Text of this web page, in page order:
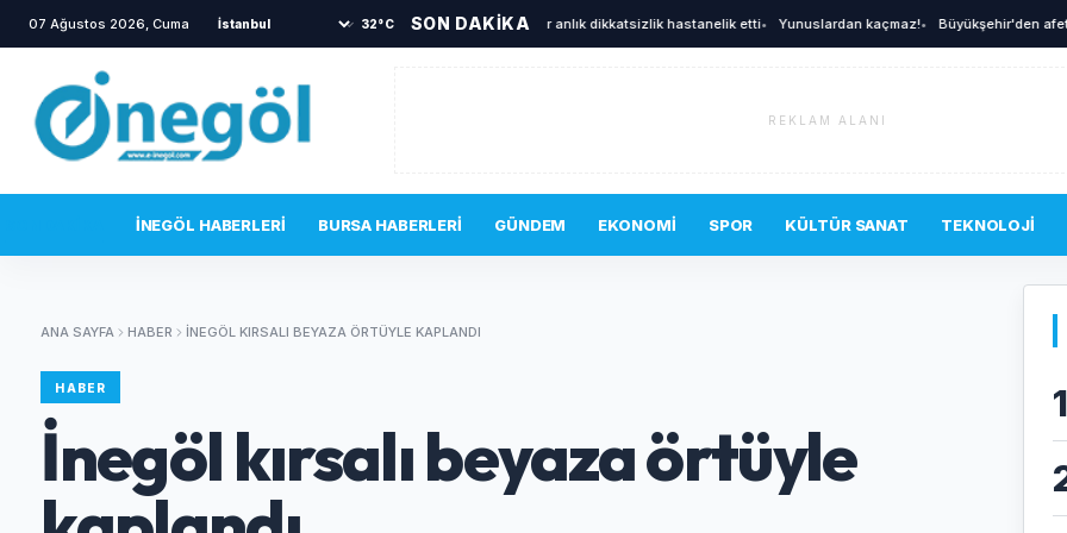
07 Ağustos 2026, Cuma 32°C SON DAKİKA
• TOKİ sakinlerini korkutan yangın• Bir anlık dikkatsizlik hastanelik etti• Yunuslardan kaçmaz!• Büyükşehir'den afetlere
REKLAM ALANI
İNEGÖL HABERLERI BURSA HABERLERI GÜNDEM EKONOMI SPOR KÜLTÜR SANAT TEKNOLOJI
ANA SAYFA HABER İNEGÖL KIRSALI BEYAZA ÖRTÜYLE KAPLANDI
HABER
İnegöl kırsalı beyaza örtüyle
1